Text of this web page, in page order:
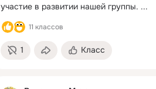
участие в развитии нашей группы. ...
11 классов
1 Класс